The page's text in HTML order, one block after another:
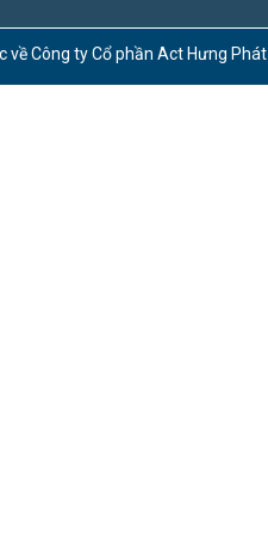
Công ty Cổ phần Act Hưng Phát